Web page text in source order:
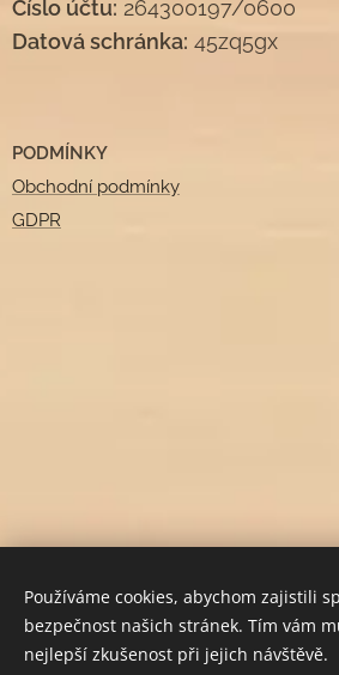
Číslo účtu: 264300197/0600
Datová schránka: 45zq5gx
PODMÍNKY
Obchodní podmínky
GDPR
Používáme cookies, abychom zajistili
bezpečnost našich stránek. Tím vám
nejlepší zkušenost při jejich návštěvě.